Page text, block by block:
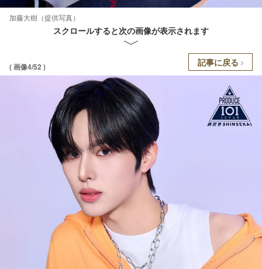
加藤大樹（提供写真）
スクロールすると次の画像が表示されます
( 画像4/52 ) 記事に戻る